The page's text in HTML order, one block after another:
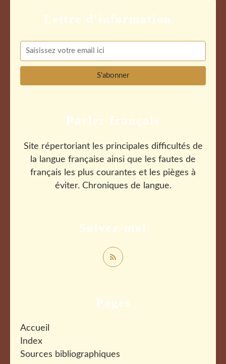
Pages
Accueil
Index
Sources bibliographiques
Suivez-moi
Parler français
Site répertoriant les principales difficultés de
la langue française ainsi que les fautes de
français les plus courantes et les pièges à
éviter. Chroniques de langue.